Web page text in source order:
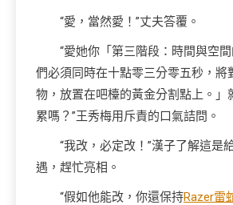
“愛，當然愛！”丈夫答覆。
“愛她你「第三階段：時間與空
們必須同時在十點零三分零五秒，將
物，放置在吧檯的黃金分割點上。」
累嗎？”王秀梅用斥責的口氣詰問。
“我改，必定改！”漢子了解這是
遇，趕忙亮相。
“假如他能改，你還保持Razer雷